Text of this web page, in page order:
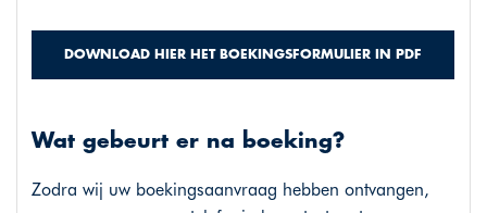
DOWNLOAD HIER HET BOEKINGSFORMULIER IN PDF
Wat gebeurt er na boeking?
Zodra wij uw boekingsaanvraag hebben ontvangen,